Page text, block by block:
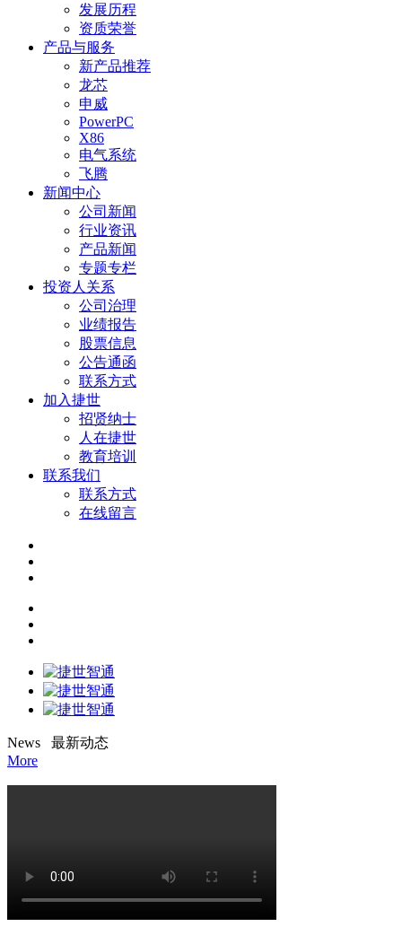
发展历程
资质荣誉
产品与服务
新产品推荐
龙芯
申威
PowerPC
X86
电气系统
飞腾
新闻中心
公司新闻
行业资讯
产品新闻
专题专栏
投资人关系
公司治理
业绩报告
股票信息
公告通函
联系方式
加入捷世
招贤纳士
人在捷世
教育培训
联系我们
联系方式
在线留言
News 最新动态
More